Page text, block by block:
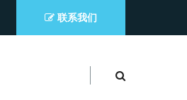
联系我们